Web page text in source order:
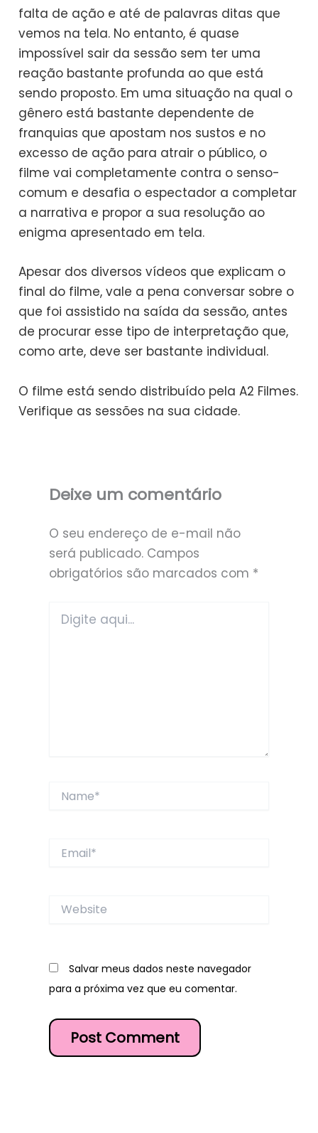
falta de ação e até de palavras ditas que
vemos na tela. No entanto, é quase
impossível sair da sessão sem ter uma
reação bastante profunda ao que está
sendo proposto. Em uma situação na qual o
gênero está bastante dependente de
franquias que apostam nos sustos e no
excesso de ação para atrair o público, o
filme vai completamente contra o senso-
comum e desafia o espectador a completar
a narrativa e propor a sua resolução ao
enigma apresentado em tela.
Apesar dos diversos vídeos que explicam o
final do filme, vale a pena conversar sobre o
que foi assistido na saída da sessão, antes
de procurar esse tipo de interpretação que,
como arte, deve ser bastante individual.
O filme está sendo distribuído pela A2 Filmes.
Verifique as sessões na sua cidade.
Deixe um comentário
O seu endereço de e-mail não
será publicado. Campos
obrigatórios são marcados com *
aqui...
Website
Salvar meus dados neste navegador
para a próxima vez que eu comentar.